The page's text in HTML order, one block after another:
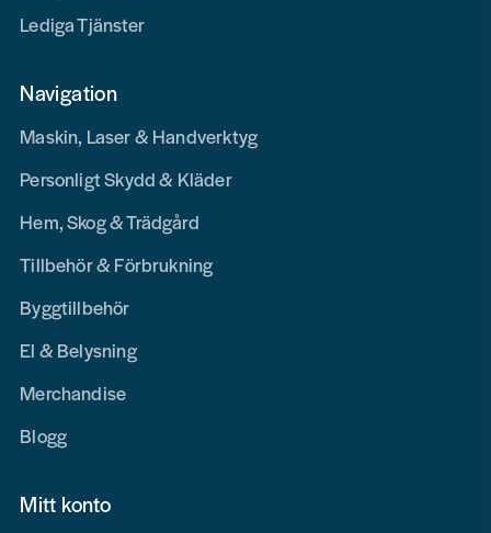
Lediga Tjänster
Navigation
Maskin, Laser & Handverktyg
Personligt Skydd & Kläder
Hem, Skog & Trädgård
Tillbehör & Förbrukning
Byggtillbehör
El & Belysning
Merchandise
Blogg
Mitt konto